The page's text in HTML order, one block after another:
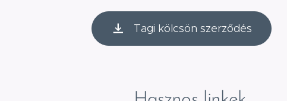
Tagi kölcsön szerződés